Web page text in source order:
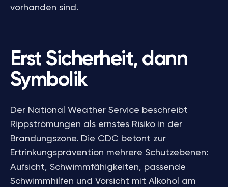
vorhanden sind.
Erst Sicherheit, dann
Symbolik
Der National Weather Service beschreibt
Rippströmungen als ernstes Risiko in der
Brandungszone. Die CDC betont zur
Ertrinkungsprävention mehrere Schutzebenen:
Aufsicht, Schwimmfähigkeiten, passende
Schwimmhilfen und Vorsicht mit Alkohol am